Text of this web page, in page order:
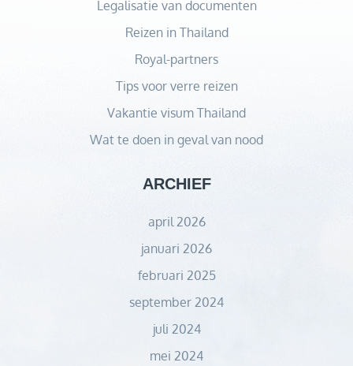
Legalisatie van documenten
Reizen in Thailand
Royal-partners
Tips voor verre reizen
Vakantie visum Thailand
Wat te doen in geval van nood
ARCHIEF
april 2026
januari 2026
februari 2025
september 2024
juli 2024
mei 2024